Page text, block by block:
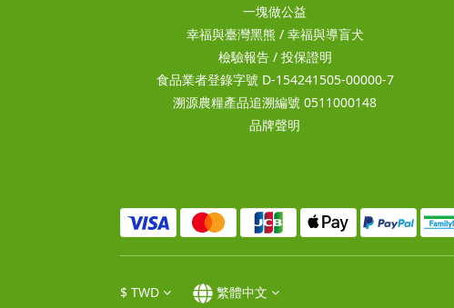
一塊做公益
幸福與臺灣黑熊 / 幸福與導盲犬
檢驗報告/ 投保證明
食品業者登錄字號 D-154241505-00000-7
溯源農糧產品追溯編號 0511000148
品牌聲明
$ TWD 繁體中文